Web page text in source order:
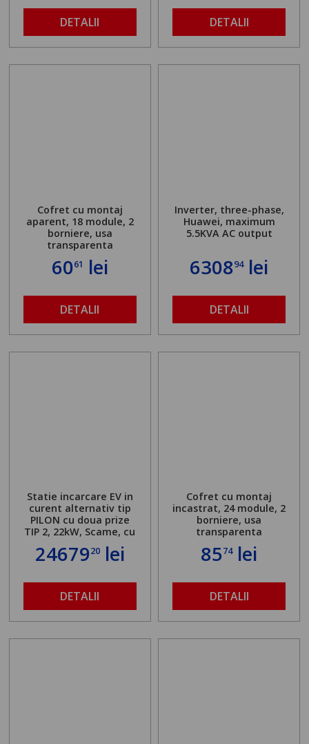
DETALII DETALII
Cofret cu montaj
aparent, 18 module, 2
borniere, usa
transparenta
6061 lei
DETALII
Inverter, three-phase,
Huawei, maximum
5.5KVA AC output
630894lei
DETALII
Statie incarcare EV in
curent alternativ tip
PILON cu doua prize
TIP 2, 22kW, Scame, cu
server local
2467920lei
DETALII
Cofret cu montaj
incastrat, 24 module, 2
borniere, usa
transparenta
8574lei
DETALII